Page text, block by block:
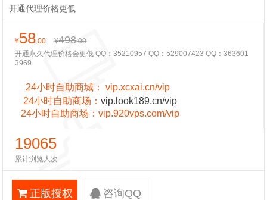
开通代理价格更低
¥58.00 ¥498.00
开通永久代理价格会更低 QQ：35210957 QQ：529007423 QQ：363601
3969
24小时自助商城：vip.xcxai.cn/vip
24小时自助商场：vip.look189.cn/vip
24小时自助商场：vip.920vps.com/vip
19065
累计浏览人次
正版授权 咨询QQ